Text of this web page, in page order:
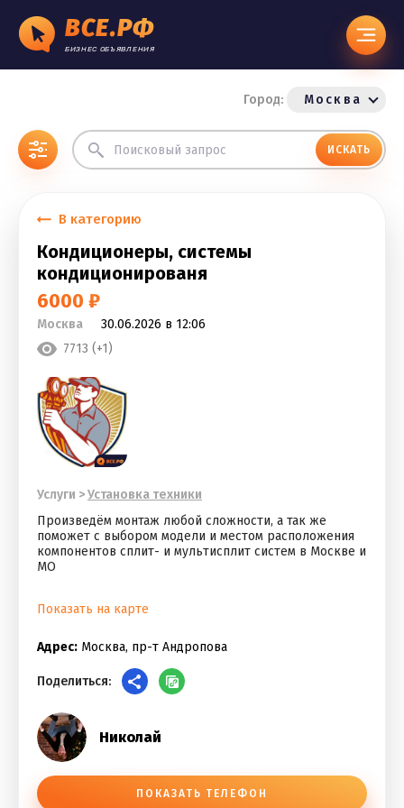
ВСЕ.РФ
БИЗНЕС ОБЪЯВЛЕНИЯ
Город: Москва
ИСКАТЬ
В категорию
Кондиционеры, системы
кондиционированя
6000 ₽
Москва
30.06.2026 в 12:06
7713 (+1)
Услуги >Установка техники
Произведём монтаж любой сложности, а так же
поможет с выбором модели и местом расположения
компонентов сплит- и мультисплит систем в Москве и
МО
Показать на карте
Адрес: Москва, пр-т Андропова
Поделиться:
Николай
ПОКАЗАТЬ ТЕЛЕФОН